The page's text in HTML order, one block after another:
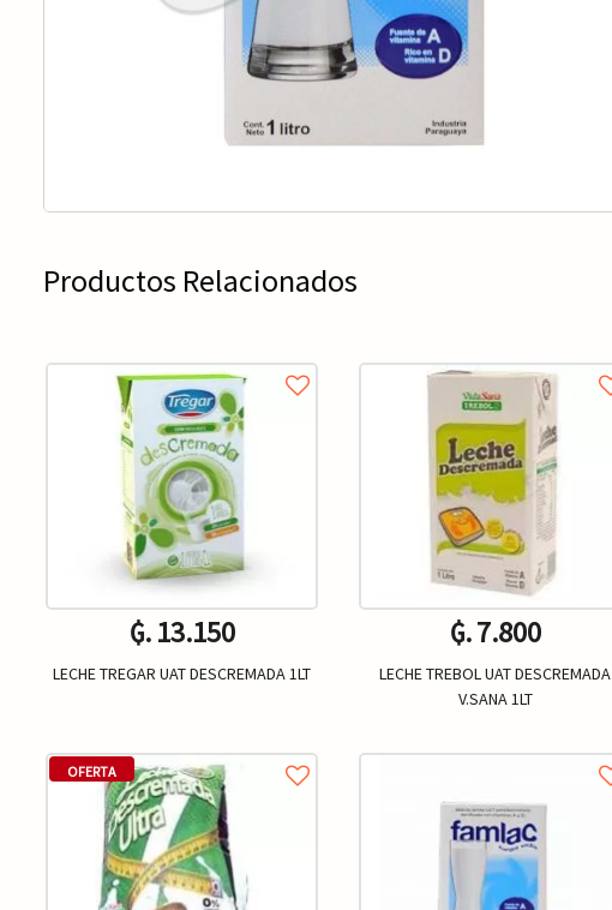
Productos Relacionados
₲. 13.150
LECHE TREGAR UAT DESCREMADA 1LT
OFERTA
₲. 7.800
LECHE TREBOL UAT DESCREMADA
V.SANA 1LT